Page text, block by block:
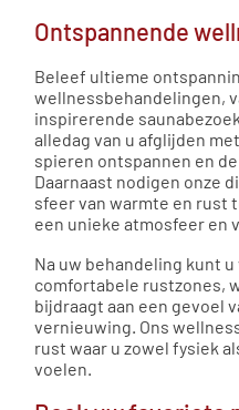
Ontspannende
Beleef ultieme
wellnessbehandelingen,
inspirerende
alledag van u afglijden
spieren ontspannen en
Daarnaast nodigen onze
sfeer van warmte en rust
een unieke atmosfeer en
Na uw behandeling kunt
comfortabele rustzones,
bijdraagt aan een gevoel
vernieuwing. Ons
rust waar u zowel fysiek
voelen.